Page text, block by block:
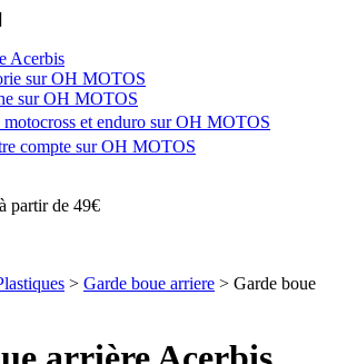
partir de 49€
> Garde boue arriere > Garde boue